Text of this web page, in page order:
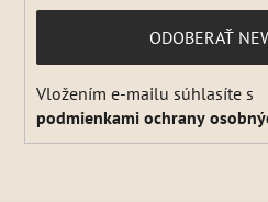
PRIHLÁSIŤ
SA
ODOBERAŤ
Vložením e-mailu súhlasíte s
podmienkami ochrany